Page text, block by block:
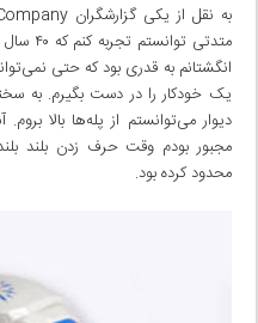
متدتی
انگشتانم به قدری بود که حتی
یک خودکار را در دست بگیرم. به
دیوار می‌توانستم از پله‌ها بالا
مجبور بودم وقت حرف زدن بلند
محدود کرده بود.